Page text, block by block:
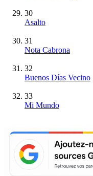
30
Asalto
31
Nota Cabrona
32
Buenos Días Vecino
33
Mi Mundo